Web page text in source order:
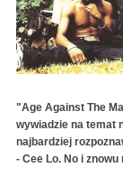
"Age Against The
wywiadzie na temat
najbardziej
- Cee Lo. No i znowu